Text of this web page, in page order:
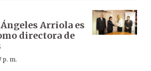
Arriola es
directora de
p. m.